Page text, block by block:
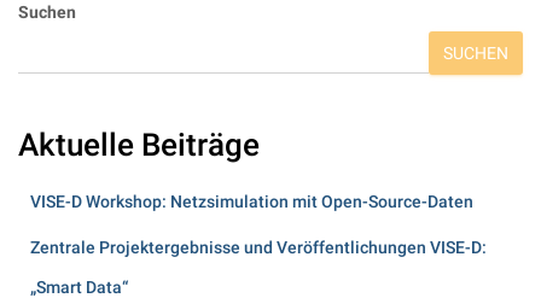
Suchen
SUCHEN
Aktuelle Beiträge
VISE-D Workshop: Netzsimulation mit Open-Source-Daten
Zentrale Projektergebnisse und Veröffentlichungen VISE-D:
„Smart Data“